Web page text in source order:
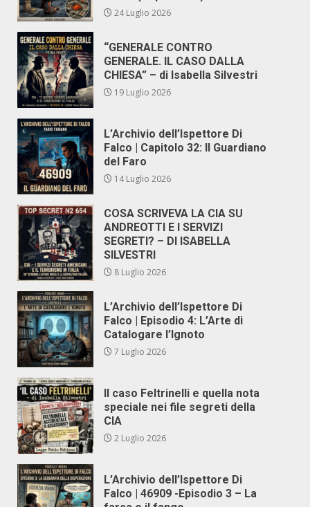
24 Luglio 2026
“GENERALE CONTRO
GENERALE. IL CASO DALLA
CHIESA” – di Isabella Silvestri
19 Luglio 2026
L’Archivio dell’Ispettore Di
Falco | Capitolo 32: Il Guardiano
del Faro
14 Luglio 2026
COSA SCRIVEVA LA CIA SU
ANDREOTTI E I SERVIZI
SEGRETI? – DI ISABELLA
SILVESTRI
8 Luglio 2026
L’Archivio dell’Ispettore Di
Falco | Episodio 4: L’Arte di
Catalogare l’Ignoto
7 Luglio 2026
Il caso Feltrinelli e quella nota
speciale nei file segreti della
CIA
2 Luglio 2026
L’Archivio dell’Ispettore Di
Falco | 46909 -Episodio 3 – La